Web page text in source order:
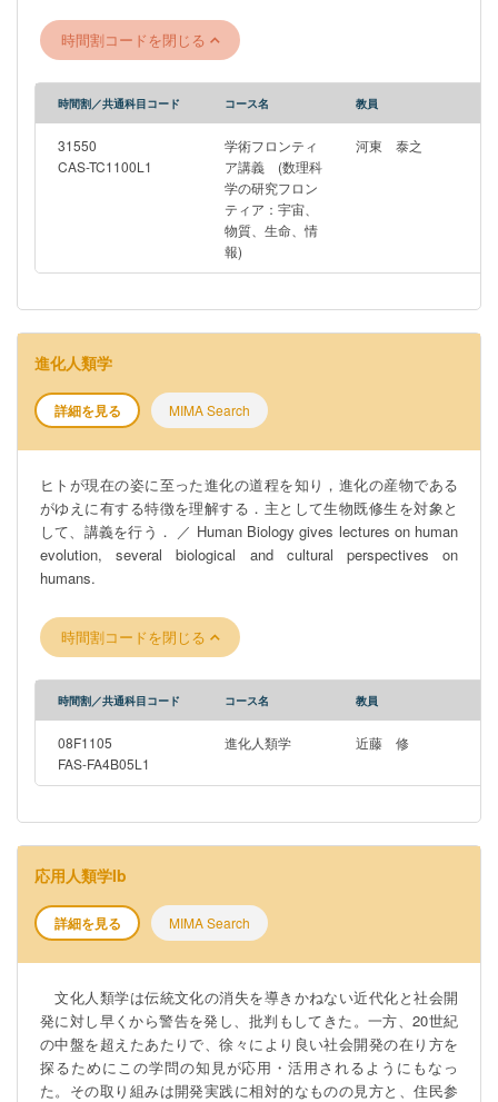
平衡へ）」, 菊池勇太「量子コンピュータでできること」であ
る．
時間割コードを閉じる
時間割／共通科目コード コース名 教員
31550
CAS-TC1100L1
学術フロンティ
ア講義 (数理科
学の研究フロン
ティア：宇宙、
物質、生命、情
報)
河東 泰之
進化人類学
詳細を見る MIMA Search
ヒトが現在の姿に至った進化の道程を知り，進化の産物である
がゆえに有する特徴を理解する．主として生物既修生を対象と
して、講義を行う． ／ Human Biology gives lectures on human
evolution, several biological and cultural perspectives on
humans.
時間割コードを閉じる
時間割／共通科目コード コース名 教員
08F1105
FAS-FA4B05L1
進化人類学 近藤 修
応用人類学Ib
詳細を見る MIMA Search
文化人類学は伝統文化の消失を導きかねない近代化と社会開
発に対し早くから警告を発し、批判もしてきた。一方、20世紀
の中盤を超えたあたりで、徐々により良い社会開発の在り方を
探るためにこの学問の知見が応用・活用されるようにもなっ
た。その取り組みは開発実践に相対的なものの見方と、住民参